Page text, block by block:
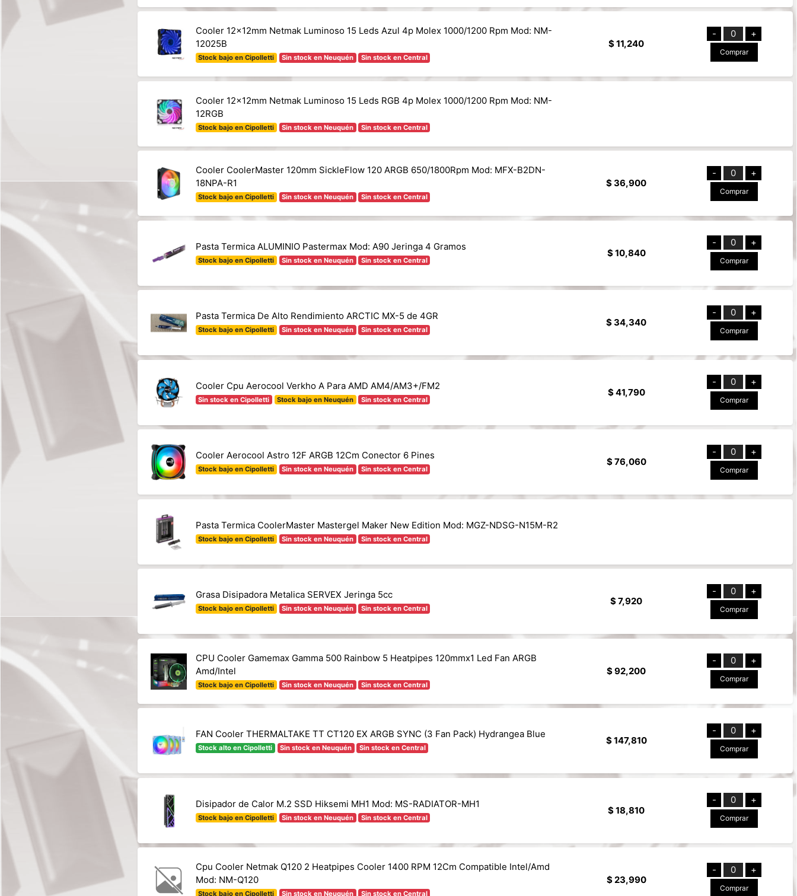
Cooler 12x12mm Netmak Luminoso 15 Leds Azul 4p Molex 1000/1200 Rpm Mod: NM-
12025B
Stock bajo en Cipolletti Sin stock en Neuquén Sin stock en Central
$ 11,240
- 0 +
Comprar
Cooler 12x12mm Netmak Luminoso 15 Leds RGB 4p Molex 1000/1200 Rpm Mod: NM-
12RGB
Stock bajo en Cipolletti Sin stock en Neuquén Sin stock en Central
Cooler CoolerMaster 120mm SickleFlow 120 ARGB 650/1800Rpm Mod: MFX-B2DN-
18NPA-R1
Stock bajo en Cipolletti Sin stock en Neuquén Sin stock en Central
$ 36,900
- 0 +
Comprar
Pasta Termica ALUMINIO Pastermax Mod: A90 Jeringa 4 Gramos
Stock bajo en Cipolletti Sin stock en Neuquén Sin stock en Central
$ 10,840
- 0 +
Comprar
Pasta Termica De Alto Rendimiento ARCTIC MX-5 de 4GR
Stock bajo en Cipolletti Sin stock en Neuquén Sin stock en Central
$ 34,340
- 0 +
Comprar
Cooler Cpu Aerocool Verkho A Para AMD AM4/AM3+/FM2
Sin stock en Cipolletti Stock bajo en Neuquén Sin stock en Central
$ 41,790
- 0 +
Comprar
Cooler Aerocool Astro 12F ARGB 12Cm Conector 6 Pines
Stock bajo en Cipolletti Sin stock en Neuquén Sin stock en Central
$ 76,060
- 0 +
Comprar
Pasta Termica CoolerMaster Mastergel Maker New Edition Mod: MGZ-NDSG-N15M-R2
Stock bajo en Cipolletti Sin stock en Neuquén Sin stock en Central
Grasa Disipadora Metalica SERVEX Jeringa 5cc
Stock bajo en Cipolletti Sin stock en Neuquén Sin stock en Central
$ 7,920
- 0 +
Comprar
CPU Cooler Gamemax Gamma 500 Rainbow 5 Heatpipes 120mmx1 Led Fan ARGB
Amd/Intel
Stock bajo en Cipolletti Sin stock en Neuquén Sin stock en Central
$ 92,200
- 0 +
Comprar
FAN Cooler THERMALTAKE TT CT120 EX ARGB SYNC (3 Fan Pack) Hydrangea Blue
Stock alto en Cipolletti Sin stock en Neuquén Sin stock en Central
$ 147,810
- 0 +
Comprar
Disipador de Calor M.2 SSD Hiksemi MH1 Mod: MS-RADIATOR-MH1
Stock bajo en Cipolletti Sin stock en Neuquén Sin stock en Central
$ 18,810
- 0 +
Comprar
Cpu Cooler Netmak Q120 2 Heatpipes Cooler 1400 RPM 12Cm Compatible Intel/Amd
Mod: NM-Q120
Stock bajo en Cipolletti Sin stock en Neuquén Sin stock en Central
$ 23,990
- 0 +
Comprar